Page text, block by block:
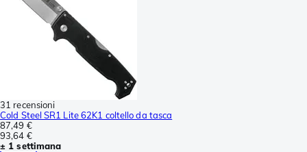
31 recensioni
Cold Steel SR1 Lite 62K1 coltello da tasca
87,49 €
93,64 €
± 1 settimana